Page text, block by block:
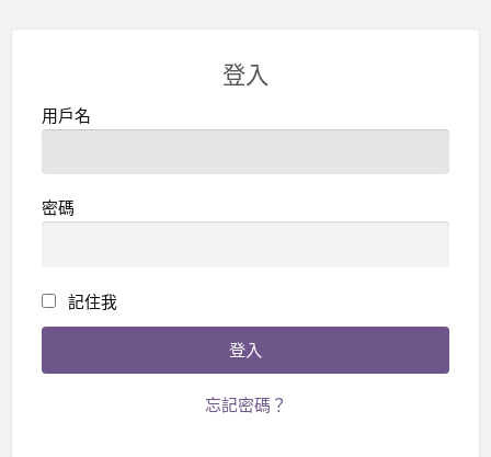
登入
用戶名
密碼
記住我
忘記密碼？